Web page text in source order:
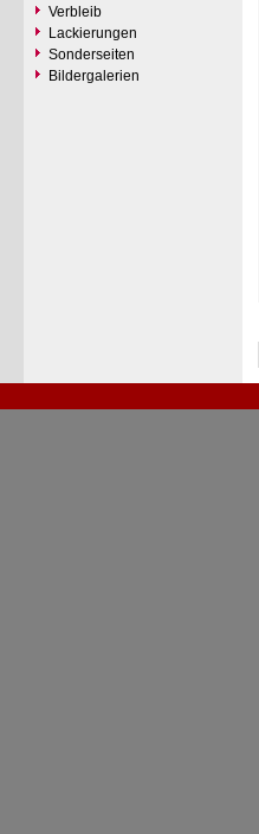
Verbleib
Lackierungen
Sonderseiten
Bildergalerien